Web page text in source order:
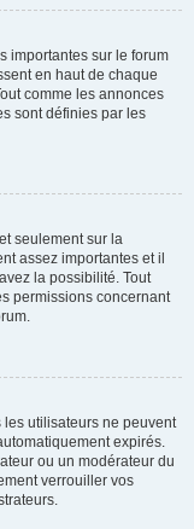
importantes sur le forum
en haut de chaque
comme les annonces
sont définies par les
seulement sur la
assez importantes et il
la possibilité. Tout
permissions concernant
utilisateurs ne peuvent
expirés.
ou un modérateur du
verrouiller vos